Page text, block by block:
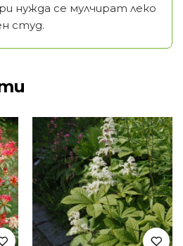
нужда се мулчират леко
студ.